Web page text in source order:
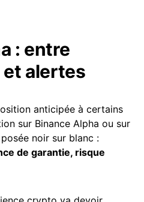
: entre
alertes
anticipée à certains
sur Binance Alpha ou sur
noir sur blanc :
de garantie, risque